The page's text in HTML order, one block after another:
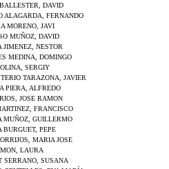
DAVID
ALAGARDA, FERNANDO
MORENO, JAVI
MUÑOZ, DAVID
JIMENEZ, NESTOR
MEDINA, DOMINGO
SERGIY
TARAZONA, JAVIER
PIERA, ALFREDO
JOSE RAMON
FRANCISCO
MUÑOZ, GUILLERMO
BURGUET, PEPE
MARIA JOSE
LAURA
SERRANO, SUSANA